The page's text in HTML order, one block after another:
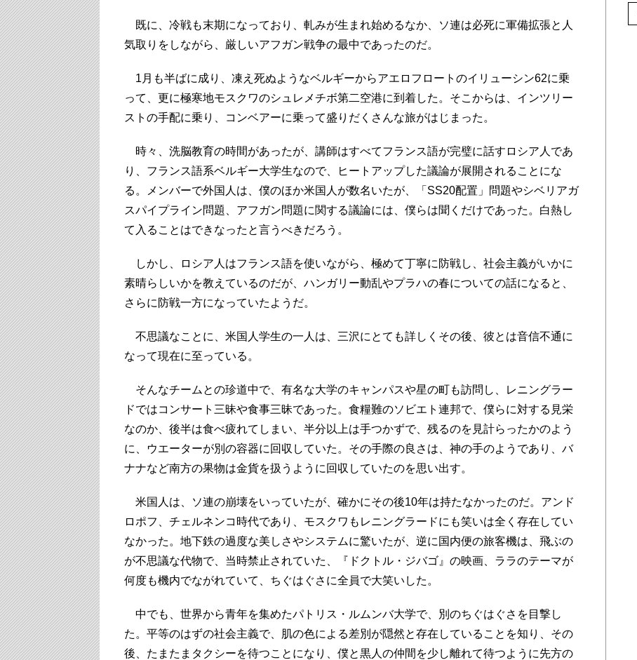
既に、冷戦も末期になっており、軋みが生まれ始めるなか、
ソ連は必死に軍備拡張と人
気取りをしながら、 厳しいアフガン戦争の最中であったのだ。
1月も半ばに成り、 凍え死ぬようなベルギーからアエロフロートのイリューシン62に乗
って、更に極寒地モスクワのシュレメチボ第二空港に到着した。 そこからは、インツリー
ストの手配に乗り、
コンベアーに乗って盛りだくさんな旅がはじまった。
時々、 洗脳教育の時間があったが、 講師はすべてフランス語が完璧に話すロシア人であ
り、 フランス語系ベルギー大学生なので、
ヒートアップした議論が展開されることにな
る。
メンバーで外国人は、僕のほか米国人が数名いたが、「SS20配置」
問題やシベリアガ
スパイプライン問題、 アフガン問題に関する議論には、僕らは聞くだけであった。 白熱し
て入ることはできなったと言うべきだろう。
しかし、ロシア人はフランス語を使いながら、 極めて丁寧に防戦し、 社会主義がいかに
素晴らしいかを教えているのだが、 ハンガリー動乱やプラハの春についての話になると、
さらに防戦一方になっていたようだ。
不思議なことに、米国人学生の一人は、三沢にとても詳しくその後、 彼とは音信不通に
なって現在に至っている。
そんなチームとの珍道中で、 有名な大学のキャンパスや星の町も訪問し、
レニングラー
ドではコンサート三昧や食事三昧であった。 食糧難のソビエト連邦で、僕らに対する見栄
なのか、 後半は食べ疲れてしまい、半分以上は手つかずで、 残るのを見計らったかのよう
に、
ウエーターが別の容器に回収していた。その手際の良さは、 神の手のようであり、 バ
ナナなど南方の果物は金貨を扱うように回収していたのを思い出す。
米国人は、ソ連の崩壊をいっていたが、 確かにその後10年は持たなかったのだ。アンド
ロポフ、 チェルネンコ時代であり、 モスクワもレニングラードにも笑いは全く存在してい
なかった。 地下鉄の過度な美しさやシステムに驚いたが、 逆に国内便の旅客機は、飛ぶの
が不思議な代物で、 当時禁止されていた、『ドクトル・ジバゴ』の映画、 ララのテーマが
何度も機内でながれていて、 ちぐはぐさに全員で大笑いした。
中でも、世界から青年を集めたパトリス・ルムンバ大学で、
別のちぐはぐさを目撃し
た。平等のはずの社会主義で、 肌の色による差別が隠然と存在していることを知り、その
後、 たまたまタクシーを待つことになり、 僕と黒人の仲間を少し離れて待つように先方の